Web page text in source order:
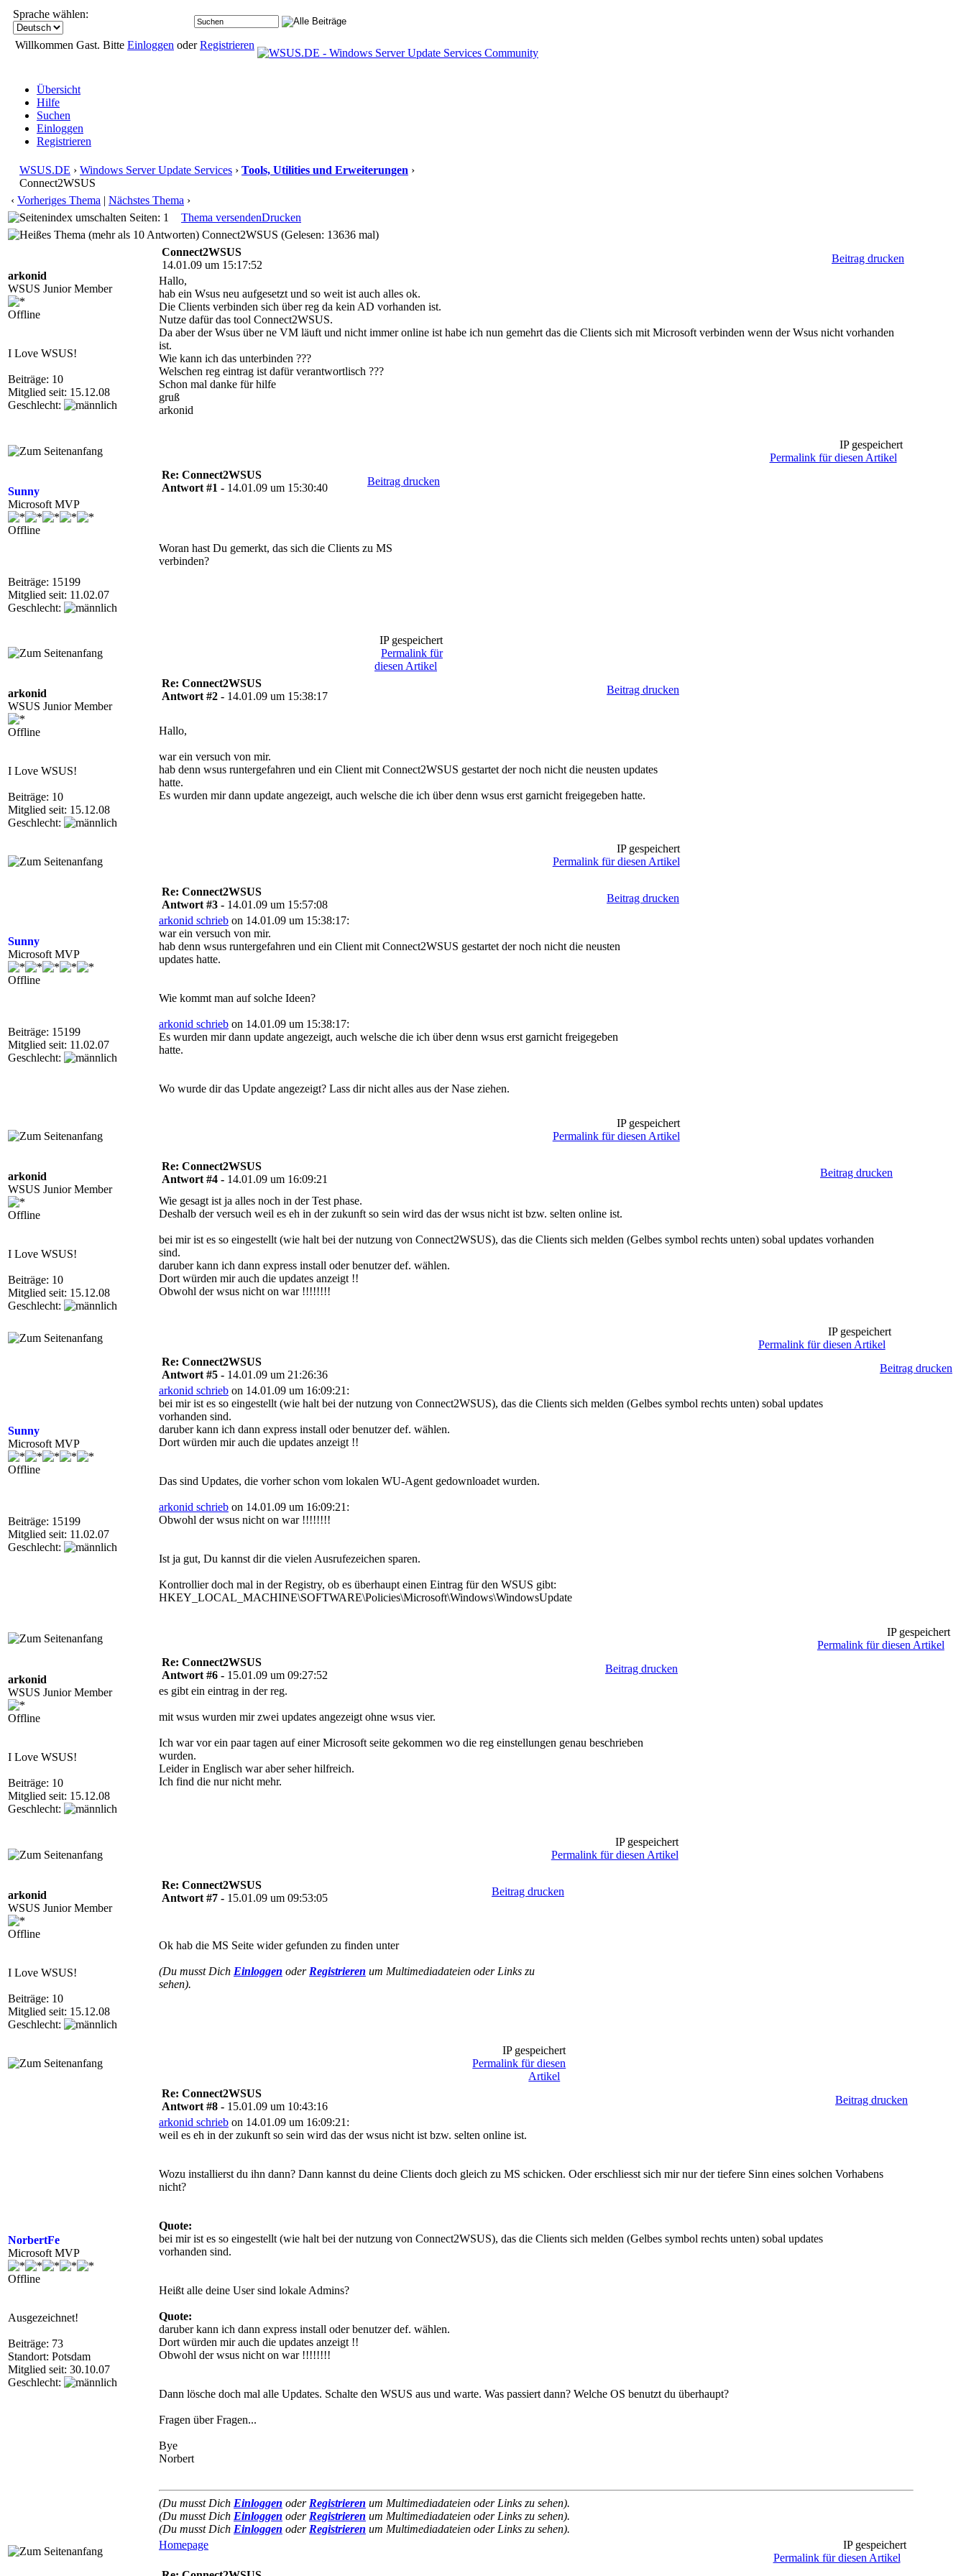
Sprache wählen:
Willkommen Gast. Bitte Einloggen oderRegistrieren
Übersicht
Hilfe
Suchen
Einloggen
Registrieren
WSUS.DE › Windows Server Update Services › Tools, Utilities und Erweiterungen ›
Connect2WSUS
‹ Vorheriges Thema | Nächstes Thema ›
Seiten: 1
Thema versendenDrucken
Connect2WSUS (Gelesen: 13636 mal)
arkonid
WSUS Junior Member
Offline
I Love WSUS!
Beiträge: 10
Mitglied seit: 15.12.08
Geschlecht:
Connect2WSUS
14.01.09 um 15:17:52
Beitrag drucken
Hallo,
hab ein Wsus neu aufgesetzt und so weit ist auch alles ok.
Die Clients verbinden sich über reg da kein AD vorhanden ist.
Nutze dafür das tool Connect2WSUS.
Da aber der Wsus über ne VM läuft und nicht immer online ist habe ich nun gemehrt das die Clients sich mit Microsoft verbinden wenn der Wsus nicht vorhanden
ist.
Wie kann ich das unterbinden ???
Welschen reg eintrag ist dafür verantwortlisch ???
Schon mal danke für hilfe
gruß
arkonid
IP gespeichert
Permalink für diesen Artikel
Sunny
Microsoft MVP
Offline
Beiträge: 15199
Mitglied seit: 11.02.07
Geschlecht:
Re: Connect2WSUS
Antwort #1 - 14.01.09 um 15:30:40
Beitrag drucken
Woran hast Du gemerkt, das sich die Clients zu MS
verbinden?
IP gespeichert
Permalink für
diesen Artikel
arkonid
WSUS Junior Member
Offline
I Love WSUS!
Beiträge: 10
Mitglied seit: 15.12.08
Geschlecht:
Re: Connect2WSUS
Antwort #2 - 14.01.09 um 15:38:17
Beitrag drucken
Hallo,
war ein versuch von mir.
hab denn wsus runtergefahren und ein Client mit Connect2WSUS gestartet der noch nicht die neusten updates
hatte.
Es wurden mir dann update angezeigt, auch welsche die ich über denn wsus erst garnicht freigegeben hatte.
IP gespeichert
Permalink für diesen Artikel
Sunny
Microsoft MVP
Offline
Beiträge: 15199
Mitglied seit: 11.02.07
Geschlecht:
Re: Connect2WSUS
Antwort #3 - 14.01.09 um 15:57:08
Beitrag drucken
arkonid schrieb on 14.01.09 um 15:38:17:
war ein versuch von mir.
hab denn wsus runtergefahren und ein Client mit Connect2WSUS gestartet der noch nicht die neusten
updates hatte.
Wie kommt man auf solche Ideen?
arkonid schrieb on 14.01.09 um 15:38:17:
Es wurden mir dann update angezeigt, auch welsche die ich über denn wsus erst garnicht freigegeben
hatte.
Wo wurde dir das Update angezeigt? Lass dir nicht alles aus der Nase ziehen.
IP gespeichert
Permalink für diesen Artikel
arkonid
WSUS Junior Member
Offline
I Love WSUS!
Beiträge: 10
Mitglied seit: 15.12.08
Geschlecht:
Re: Connect2WSUS
Antwort #4 - 14.01.09 um 16:09:21
Beitrag drucken
Wie gesagt ist ja alles noch in der Test phase.
Deshalb der versuch weil es eh in der zukunft so sein wird das der wsus nicht ist bzw. selten online ist.
bei mir ist es so eingestellt (wie halt bei der nutzung von Connect2WSUS), das die Clients sich melden (Gelbes symbol rechts unten) sobal updates vorhanden
sind.
daruber kann ich dann express install oder benutzer def. wählen.
Dort würden mir auch die updates anzeigt !!
Obwohl der wsus nicht on war !!!!!!!!
IP gespeichert
Permalink für diesen Artikel
Sunny
Microsoft MVP
Offline
Beiträge: 15199
Mitglied seit: 11.02.07
Geschlecht:
Re: Connect2WSUS
Antwort #5 - 14.01.09 um 21:26:36
Beitrag drucken
arkonid schrieb on 14.01.09 um 16:09:21:
bei mir ist es so eingestellt (wie halt bei der nutzung von Connect2WSUS), das die Clients sich melden (Gelbes symbol rechts unten) sobal updates
vorhanden sind.
daruber kann ich dann express install oder benutzer def. wählen.
Dort würden mir auch die updates anzeigt !!
Das sind Updates, die vorher schon vom lokalen WU-Agent gedownloadet wurden.
arkonid schrieb on 14.01.09 um 16:09:21:
Obwohl der wsus nicht on war !!!!!!!!
Ist ja gut, Du kannst dir die vielen Ausrufezeichen sparen.
Kontrollier doch mal in der Registry, ob es überhaupt einen Eintrag für den WSUS gibt:
HKEY_LOCAL_MACHINE\SOFTWARE\Policies\Microsoft\Windows\WindowsUpdate
IP gespeichert
Permalink für diesen Artikel
arkonid
WSUS Junior Member
Offline
I Love WSUS!
Beiträge: 10
Mitglied seit: 15.12.08
Geschlecht:
Re: Connect2WSUS
Antwort #6 - 15.01.09 um 09:27:52
Beitrag drucken
es gibt ein eintrag in der reg.
mit wsus wurden mir zwei updates angezeigt ohne wsus vier.
Ich war vor ein paar tagen auf einer Microsoft seite gekommen wo die reg einstellungen genau beschrieben
wurden.
Leider in Englisch war aber seher hilfreich.
Ich find die nur nicht mehr.
IP gespeichert
Permalink für diesen Artikel
arkonid
WSUS Junior Member
Offline
I Love WSUS!
Beiträge: 10
Mitglied seit: 15.12.08
Geschlecht:
Re: Connect2WSUS
Antwort #7 - 15.01.09 um 09:53:05
Beitrag drucken
Ok hab die MS Seite wider gefunden zu finden unter
(Du musst Dich Einloggen oder Registrieren um Multimediadateien oder Links zu
sehen).
IP gespeichert
Permalink für diesen
Artikel
NorbertFe
Microsoft MVP
Offline
Ausgezeichnet!
Beiträge: 73
Standort: Potsdam
Mitglied seit: 30.10.07
Geschlecht:
Re: Connect2WSUS
Antwort #8 - 15.01.09 um 10:43:16
Beitrag drucken
arkonid schrieb on 14.01.09 um 16:09:21:
weil es eh in der zukunft so sein wird das der wsus nicht ist bzw. selten online ist.
Wozu installierst du ihn dann? Dann kannst du deine Clients doch gleich zu MS schicken. Oder erschliesst sich mir nur der tiefere Sinn eines solchen Vorhabens
nicht?
Quote:
bei mir ist es so eingestellt (wie halt bei der nutzung von Connect2WSUS), das die Clients sich melden (Gelbes symbol rechts unten) sobal updates
vorhanden sind.
Heißt alle deine User sind lokale Admins?
Quote:
daruber kann ich dann express install oder benutzer def. wählen.
Dort würden mir auch die updates anzeigt !!
Obwohl der wsus nicht on war !!!!!!!!
Dann lösche doch mal alle Updates. Schalte den WSUS aus und warte. Was passiert dann? Welche OS benutzt du überhaupt?
Fragen über Fragen...
Bye
Norbert
(Du musst Dich Einloggen oder Registrieren um Multimediadateien oder Links zu sehen).
(Du musst Dich Einloggen oder Registrieren um Multimediadateien oder Links zu sehen).
(Du musst Dich Einloggen oder Registrieren um Multimediadateien oder Links zu sehen).
Homepage
IP gespeichert
Permalink für diesen Artikel